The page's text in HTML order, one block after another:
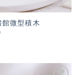
館微型積木